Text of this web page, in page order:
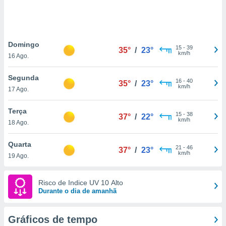
nós e
únicos
para
e
este sitio
IP e
possam
com
Domingo
16 Ago.
35° / 23° 15- 39
km/h
Segunda
17 Ago.
35° / 23° 16- 40
km/h
Terça
18 Ago.
37° / 22° 15- 38
km/h
Quarta
19 Ago.
37° / 23° 21 - 46
km/h
Risco de Indice UV 10 Alto
Durante o dia de amanhã
Gráficos de tempo